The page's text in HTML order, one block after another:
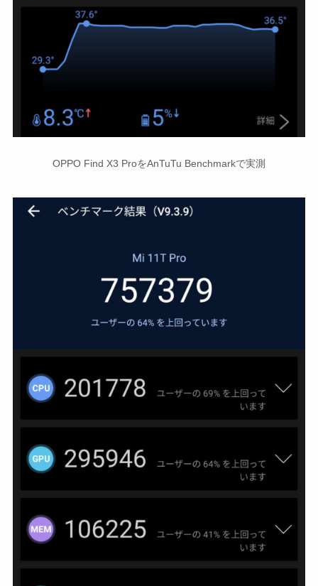
OPPO Find X3 ProをAnTuTu Benchmarkで実測